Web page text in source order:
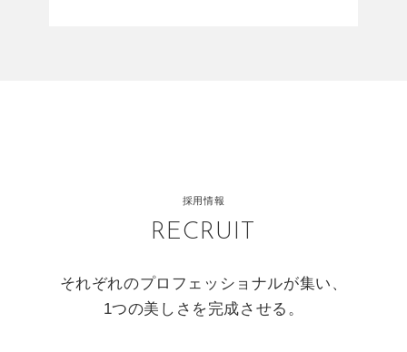
採用情報
RECRUIT
それぞれのプロフェッショナルが集い、
1つの美しさを完成させる。